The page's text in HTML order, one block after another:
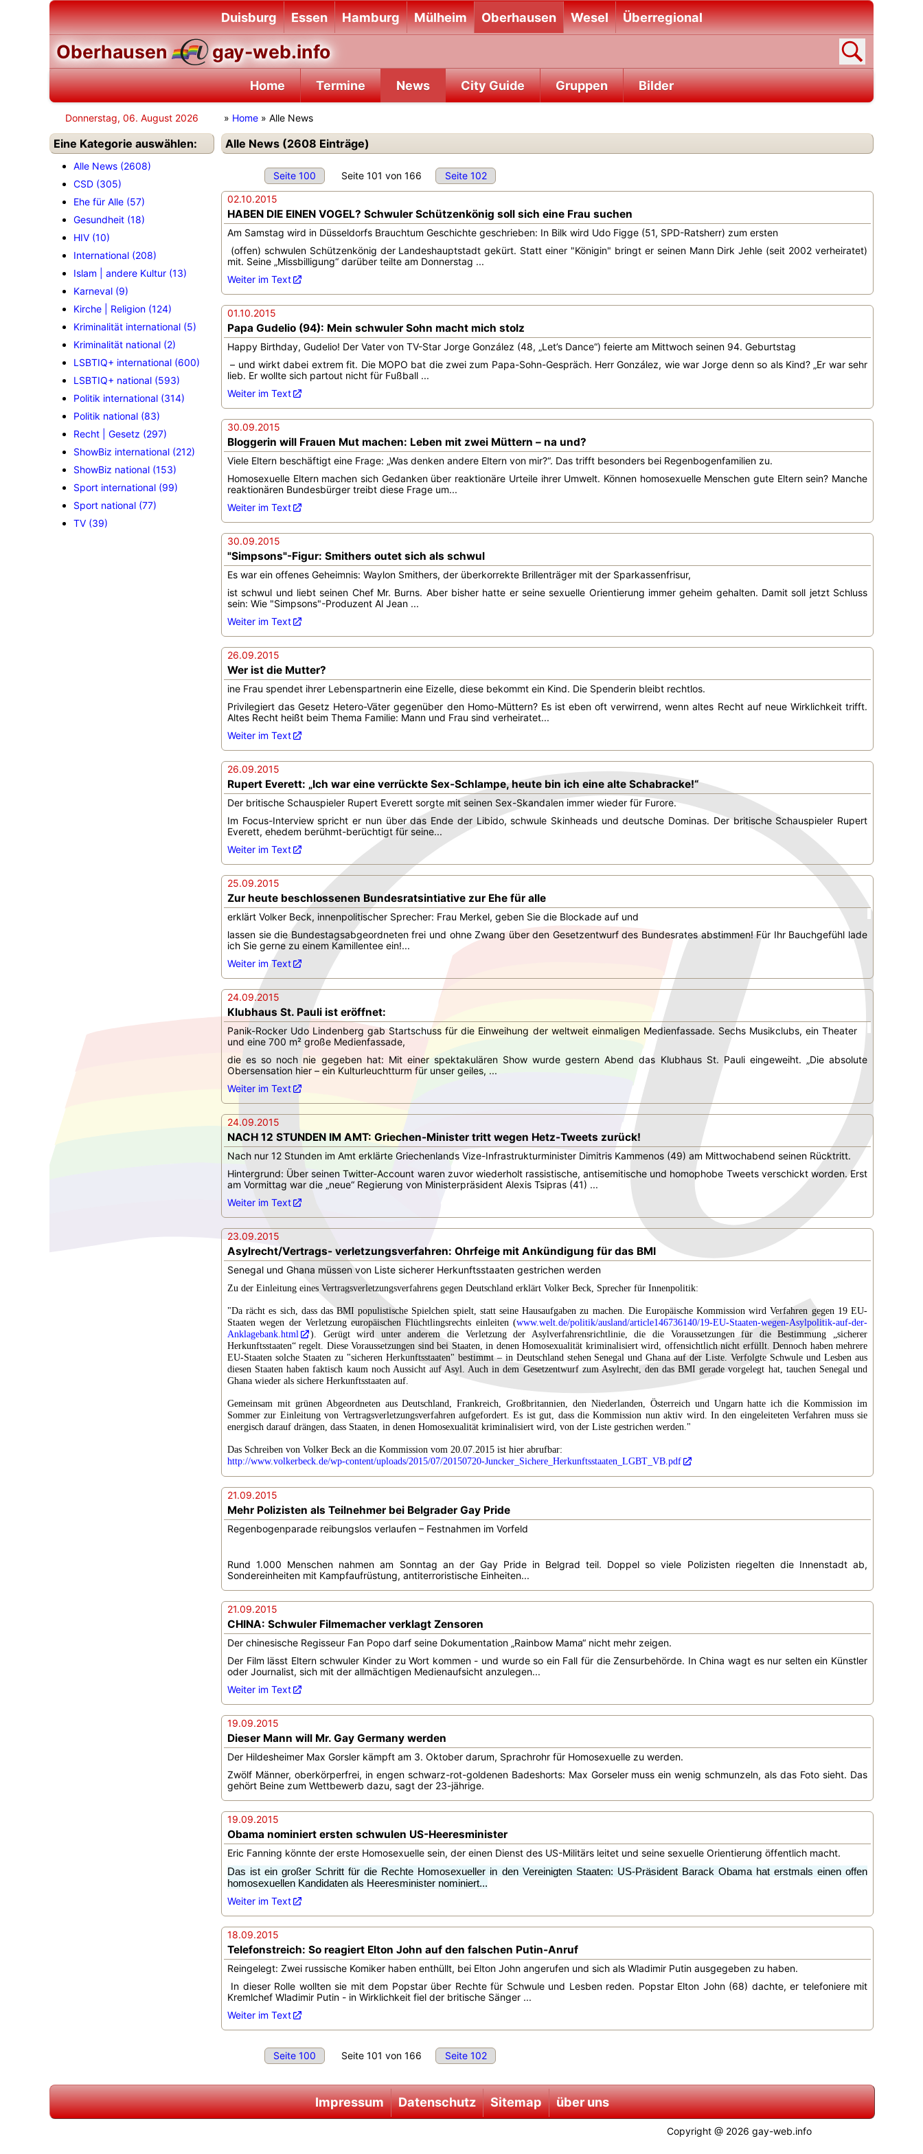
Duisburg Essen Hamburg Mülheim Oberhausen Wesel Überregional
Oberhausen gay-web.info
Home Termine News City Guide Gruppen Bilder
Donnerstag, 06. August 2026
Eine Kategorie auswählen:
Alle News (2608)
CSD (305)
Ehe für Alle (57)
Gesundheit (18)
HIV (10)
International (208)
Islam | andere Kultur (13)
Karneval (9)
Kirche | Religion (124)
Kriminalität international (5)
Kriminalität national (2)
LSBTIQ+ international (600)
LSBTIQ+ national (593)
Politik international (314)
Politik national (83)
Recht | Gesetz (297)
ShowBiz international (212)
ShowBiz national (153)
Sport international (99)
Sport national (77)
TV (39)
» Home » Alle News
Alle News (2608 Einträge)
Seite 100 Seite 101 von 166
Seite 102
02.10.2015
HABEN DIE EINEN VOGEL? Schwuler Schützenkönig soll sich eine Frau suchen
Am Samstag wird in Düsseldorfs Brauchtum Geschichte geschrieben: In Bilk wird Udo Figge (51, SPD-Ratsherr) zum ersten
(offen) schwulen Schützenkönig der Landeshauptstadt gekürt. Statt einer "Königin" bringt er seinen Mann Dirk Jehle (seit 2002 verheiratet)
mit. Seine „Missbilligung“ darüber teilte am Donnerstag ...
Weiter im Text
01.10.2015
Papa Gudelio (94): Mein schwuler Sohn macht mich stolz
Happy Birthday, Gudelio! Der Vater von TV-Star Jorge González (48, „Let’s Dance“) feierte am Mittwoch seinen 94. Geburtstag
– und wirkt dabei extrem fit. Die MOPO bat die zwei zum Papa-Sohn-Gespräch. Herr González, wie war Jorge denn so als Kind? „Er war sehr
lieb. Er wollte sich partout nicht für Fußball ...
Weiter im Text
30.09.2015
Bloggerin will Frauen Mut machen: Leben mit zwei Müttern – na und?
Viele Eltern beschäftigt eine Frage: „Was denken andere Eltern von mir?“. Das trifft besonders bei Regenbogenfamilien zu.
Homosexuelle Eltern machen sich Gedanken über reaktionäre Urteile ihrer Umwelt. Können homosexuelle Menschen gute Eltern sein? Manche
reaktionären Bundesbürger treibt diese Frage um...
Weiter im Text
30.09.2015
"Simpsons"-Figur: Smithers outet sich als schwul
Es war ein offenes Geheimnis: Waylon Smithers, der überkorrekte Brillenträger mit der Sparkassenfrisur,
ist schwul und liebt seinen Chef Mr. Burns. Aber bisher hatte er seine sexuelle Orientierung immer geheim gehalten. Damit soll jetzt Schluss
sein: Wie "Simpsons"-Produzent Al Jean ...
Weiter im Text
26.09.2015
Wer ist die Mutter?
ine Frau spendet ihrer Lebenspartnerin eine Eizelle, diese bekommt ein Kind. Die Spenderin bleibt rechtlos.
Privilegiert das Gesetz Hetero-Väter gegenüber den Homo-Müttern? Es ist eben oft verwirrend, wenn altes Recht auf neue Wirklichkeit trifft.
Altes Recht heißt beim Thema Familie: Mann und Frau sind verheiratet...
Weiter im Text
26.09.2015
Rupert Everett: „Ich war eine verrückte Sex-Schlampe, heute bin ich eine alte Schabracke!“
Der britische Schauspieler Rupert Everett sorgte mit seinen Sex-Skandalen immer wieder für Furore.
Im Focus-Interview spricht er nun über das Ende der Libido, schwule Skinheads und deutsche Dominas. Der britische Schauspieler Rupert
Everett, ehedem berühmt-berüchtigt für seine...
Weiter im Text
25.09.2015
Zur heute beschlossenen Bundesratsintiative zur Ehe für alle
erklärt Volker Beck, innenpolitischer Sprecher: Frau Merkel, geben Sie die Blockade auf und
lassen sie die Bundestagsabgeordneten frei und ohne Zwang über den Gesetzentwurf des Bundesrates abstimmen! Für Ihr Bauchgefühl lade
ich Sie gerne zu einem Kamillentee ein!...
Weiter im Text
24.09.2015
Klubhaus St. Pauli ist eröffnet:
Panik-Rocker Udo Lindenberg gab Startschuss für die Einweihung der weltweit einmaligen Medienfassade. Sechs Musikclubs, ein Theater
und eine 700 m² große Medienfassade,
die es so noch nie gegeben hat: Mit einer spektakulären Show wurde gestern Abend das Klubhaus St. Pauli eingeweiht. „Die absolute
Obersensation hier – ein Kulturleuchtturm für unser geiles, ...
Weiter im Text
24.09.2015
NACH 12 STUNDEN IM AMT: Griechen-Minister tritt wegen Hetz-Tweets zurück!
Nach nur 12 Stunden im Amt erklärte Griechenlands Vize-Infrastrukturminister Dimitris Kammenos (49) am Mittwochabend seinen Rücktritt.
Hintergrund: Über seinen Twitter-Account waren zuvor wiederholt rassistische, antisemitische und homophobe Tweets verschickt worden. Erst
am Vormittag war die „neue“ Regierung von Ministerpräsident Alexis Tsipras (41) ...
Weiter im Text
23.09.2015
Asylrecht/Vertrags- verletzungsverfahren: Ohrfeige mit Ankündigung für das BMI
Senegal und Ghana müssen von Liste sicherer Herkunftsstaaten gestrichen werden
Zu der Einleitung eines Vertragsverletzungsverfahrens gegen Deutschland erklärt Volker Beck, Sprecher für Innenpolitik:
"Da rächt es sich, dass das BMI populistische Spielchen spielt, statt seine Hausaufgaben zu machen. Die Europäische Kommission wird Verfahren gegen 19 EU-
Staaten wegen der Verletzung europäischen Flüchtlingsrechts einleiten (www.welt.de/politik/ausland/article146736140/19-EU-Staaten-wegen-Asylpolitik-auf-der-
Anklagebank.html
). Gerügt wird unter anderem die Verletzung der Asylverfahrensrichtlinie, die die Voraussetzungen für die Bestimmung „sicherer
Herkunftsstaaten“ regelt. Diese Voraussetzungen sind bei Staaten, in denen Homosexualität kriminalisiert wird, offensichtlich nicht erfüllt. Dennoch haben mehrere
EU-Staaten solche Staaten zu "sicheren Herkunftsstaaten" bestimmt – in Deutschland stehen Senegal und Ghana auf der Liste. Verfolgte Schwule und Lesben aus
diesen Staaten haben faktisch kaum noch Aussicht auf Asyl. Auch in dem Gesetzentwurf zum Asylrecht, den das BMI gerade vorgelegt hat, tauchen Senegal und
Ghana wieder als sichere Herkunftsstaaten auf.
Gemeinsam mit grünen Abgeordneten aus Deutschland, Frankreich, Großbritannien, den Niederlanden, Österreich und Ungarn hatte ich die Kommission im
Sommer zur Einleitung von Vertragsverletzungsverfahren aufgefordert. Es ist gut, dass die Kommission nun aktiv wird. In den eingeleiteten Verfahren muss sie
energisch darauf drängen, dass Staaten, in denen Homosexualität kriminalisiert wird, von der Liste gestrichen werden."
Das Schreiben von Volker Beck an die Kommission vom 20.07.2015 ist hier abrufbar:
http://www.volkerbeck.de/wp-content/uploads/2015/07/20150720-Juncker_Sichere_Herkunftsstaaten_LGBT_VB.pdf
21.09.2015
Mehr Polizisten als Teilnehmer bei Belgrader Gay Pride
Regenbogenparade reibungslos verlaufen – Festnahmen im Vorfeld
Rund 1.000 Menschen nahmen am Sonntag an der Gay Pride in Belgrad teil. Doppel so viele Polizisten riegelten die Innenstadt ab,
Sondereinheiten mit Kampfaufrüstung, antiterroristische Einheiten...
21.09.2015
CHINA: Schwuler Filmemacher verklagt Zensoren
Der chinesische Regisseur Fan Popo darf seine Dokumentation „Rainbow Mama“ nicht mehr zeigen.
Der Film lässt Eltern schwuler Kinder zu Wort kommen - und wurde so ein Fall für die Zensurbehörde. In China wagt es nur selten ein Künstler
oder Journalist, sich mit der allmächtigen Medienaufsicht anzulegen...
Weiter im Text
19.09.2015
Dieser Mann will Mr. Gay Germany werden
Der Hildesheimer Max Gorsler kämpft am 3. Oktober darum, Sprachrohr für Homosexuelle zu werden.
Zwölf Männer, oberkörperfrei, in engen schwarz-rot-goldenen Badeshorts: Max Gorseler muss ein wenig schmunzeln, als das Foto sieht. Das
gehört Beine zum Wettbewerb dazu, sagt der 23-jährige.
19.09.2015
Obama nominiert ersten schwulen US-Heeresminister
Eric Fanning könnte der erste Homosexuelle sein, der einen Dienst des US-Militärs leitet und seine sexuelle Orientierung öffentlich macht.
Das ist ein großer Schritt für die Rechte Homosexueller in den Vereinigten Staaten: US-Präsident Barack Obama hat erstmals einen offen
homosexuellen Kandidaten als Heeresminister nominiert...
Weiter im Text
18.09.2015
Telefonstreich: So reagiert Elton John auf den falschen Putin-Anruf
Reingelegt: Zwei russische Komiker haben enthüllt, bei Elton John angerufen und sich als Wladimir Putin ausgegeben zu haben.
In dieser Rolle wollten sie mit dem Popstar über Rechte für Schwule und Lesben reden. Popstar Elton John (68) dachte, er telefoniere mit
Kremlchef Wladimir Putin - in Wirklichkeit fiel der britische Sänger ...
Weiter im Text
Seite 100 Seite 101 von 166 Seite 102
Impressum Datenschutz Sitemap über uns
Copyright @ 2026 gay-web.info